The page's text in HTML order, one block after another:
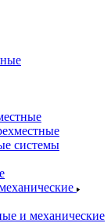
системы
и механические